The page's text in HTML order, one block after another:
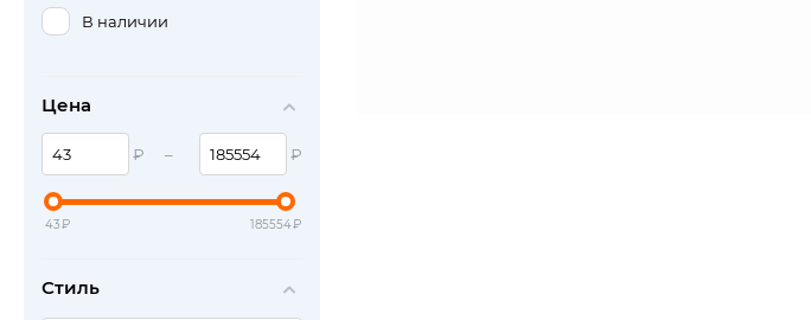
В наличии
Цена
₽ – ₽
43₽ 185554₽
Стиль